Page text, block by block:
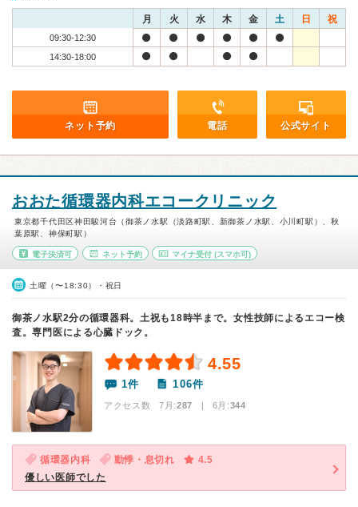
月 火 水 木 金 土 日 祝
09:30-12:30
14:30-18:00
ネット予約 電話 公式サイト
おおた循環器内科エコークリニック
東京都千代田区神田駿河台（御茶ノ水駅（淡路町駅、新御茶ノ水駅、小川町駅）、秋
葉原駅、神保町駅）
電子決済可 ネット予約 マイナ受付 (スマホ可)
土曜（〜18:30）・祝日
御茶ノ水駅2分の循環器科。土祝も18時半まで。女性技師によるエコー検
査。専門医による心臓ドック。
4.55
1件 106件
アクセス数 7月:287 | 6月:344
循環器内科 動悸・息切れ
4.5
優しい医師でした